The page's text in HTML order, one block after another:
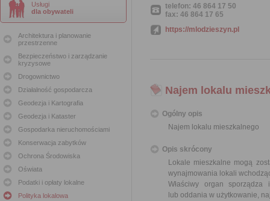
Usługi
dla obywateli
Architektura i planowanie
przestrzenne
Bezpieczeństwo i zarządzanie
kryzysowe
Drogownictwo
Działalność gospodarcza
Geodezja i Kartografia
Geodezja i Kataster
Gospodarka nieruchomościami
Konserwacja zabytków
Ochrona Środowiska
Oświata
Podatki i opłaty lokalne
Polityka lokalowa
telefon: 46 864 17 50
fax: 46 864 17 65
https://mlodzieszyn.pl
Najem lokalu
Ogólny opis
Najem lokalu mieszkalnego
Opis skrócony
Lokale mieszkalne mogą
wynajmowania lokali
Właściwy organ
lub oddania w użytkowanie,